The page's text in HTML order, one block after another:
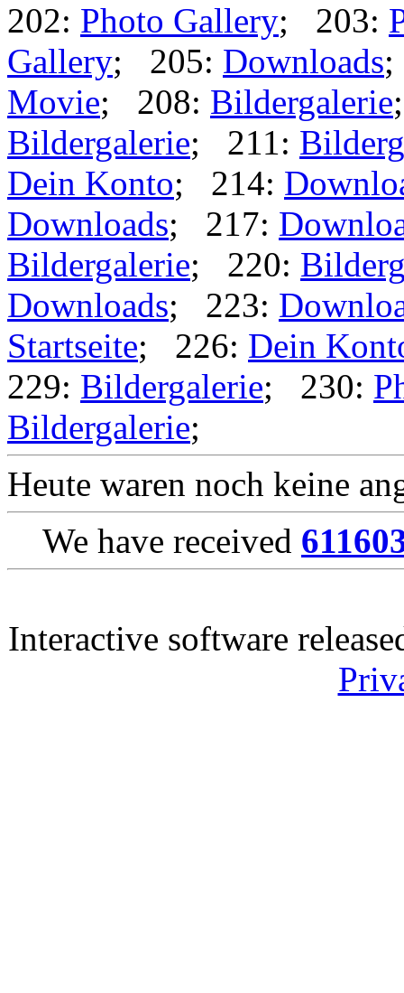
202: Photo Gallery; 203:
Gallery; 205: Downloads
Movie; 208: Bildergalerie
Bildergalerie; 211:
Dein Konto; 214:
Downloads; 217:
Bildergalerie; 220:
Downloads; 223:
Startseite; 226: Dein
229: Bildergalerie; 230:
Bildergalerie;
Heute waren noch keine
We have received
Interactive software